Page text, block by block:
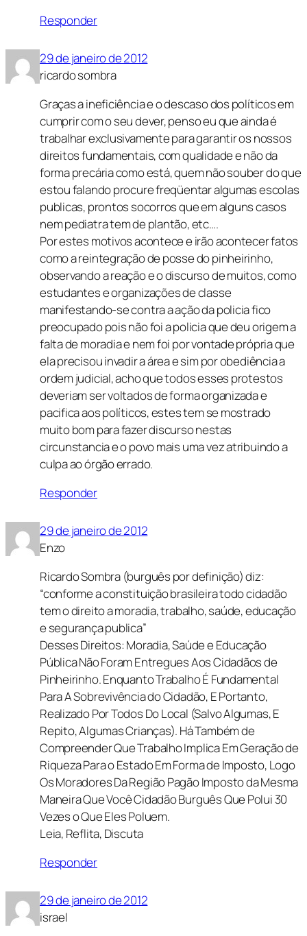
Responder
29 de janeiro de 2012
ricardo sombra
Graças a ineficiência e o descaso dos políticos em
cumprir com o seu dever, penso eu que ainda é
trabalhar exclusivamente para garantir os nossos
direitos fundamentais, com qualidade e não da
forma precária como está, quem não souber do que
estou falando procure freqüentar algumas escolas
publicas, prontos socorros que em alguns casos
nem pediatra tem de plantão, etc….
Por estes motivos acontece e irão acontecer fatos
como a reintegração de posse do pinheirinho,
observando a reação e o discurso de muitos, como
estudantes e organizações de classe
manifestando-se contra a ação da policia fico
preocupado pois não foi a policia que deu origem a
falta de moradia e nem foi por vontade própria que
ela precisou invadir a área e sim por obediência a
ordem judicial, acho que todos esses protestos
deveriam ser voltados de forma organizada e
pacifica aos políticos, estes tem se mostrado
muito bom para fazer discurso nestas
circunstancia e o povo mais uma vez atribuindo a
culpa ao órgão errado.
Responder
29 de janeiro de 2012
Enzo
Ricardo Sombra (burguês por definição) diz:
“conforme a constituição brasileira todo cidadão
tem o direito a moradia, trabalho, saúde, educação
e segurança publica”
Desses Direitos: Moradia, Saúde e Educação
Pública Não Foram Entregues Aos Cidadãos de
Pinheirinho. Enquanto Trabalho É Fundamental
Para A Sobrevivência do Cidadão, E Portanto,
Realizado Por Todos Do Local (Salvo Algumas, E
Repito, Algumas Crianças). Há Também de
Compreender Que Trabalho Implica Em Geração de
Riqueza Para o Estado Em Forma de Imposto, Logo
Os Moradores Da Região Pagão Imposto da Mesma
Maneira Que Você Cidadão Burguês Que Polui 30
Vezes o Que Eles Poluem.
Leia, Reflita, Discuta
Responder
29 de janeiro de 2012
israel